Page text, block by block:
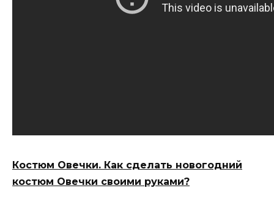
Костюм Овечки. Как сделать новогодний
костюм Овечки своими руками?